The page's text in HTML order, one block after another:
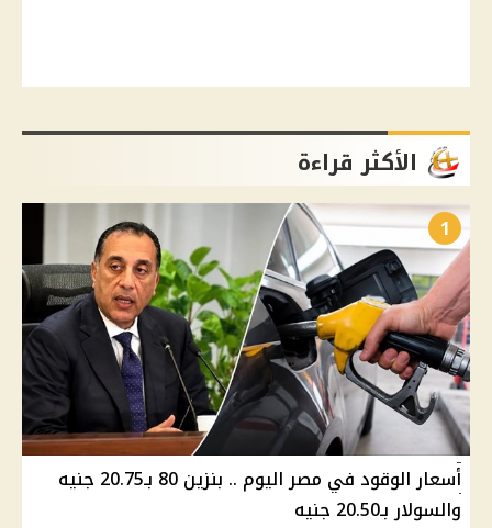
الأكثر قراءة
1
أسعار الوقود في مصر اليوم .. بنزين 80 بـ20.75 جنيه
والسولار بـ20.50 جنيه